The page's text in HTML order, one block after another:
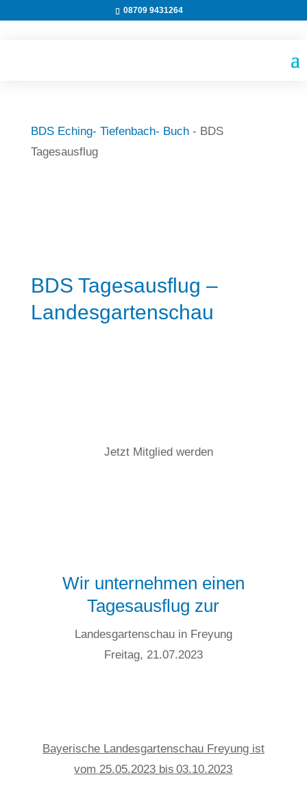
08709 9431264
BDS Eching- Tiefenbach- Buch- BDS
Tagesausflug
BDS Tagesausflug –
Landesgartenschau
Jetzt Mitglied werden
Wir unternehmen einen
Tagesausflug zur
Landesgartenschau in Freyung
Freitag, 21.07.2023
Bayerische Landesgartenschau Freyung ist
vom 25.05.2023 bis 03.10.2023